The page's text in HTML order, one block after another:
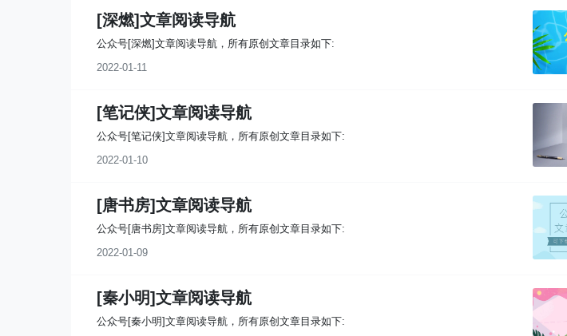
[深燃]文章阅读导航
公众号[深燃]文章阅读导航，所有原创文章目录如下:
2022-01-11
[笔记侠]文章阅读导航
公众号[笔记侠]文章阅读导航，所有原创文章目录如下:
2022-01-10
[唐书房]文章阅读导航
公众号[唐书房]文章阅读导航，所有原创文章目录如下:
2022-01-09
[秦小明]文章阅读导航
公众号[秦小明]文章阅读导航，所有原创文章目录如下: